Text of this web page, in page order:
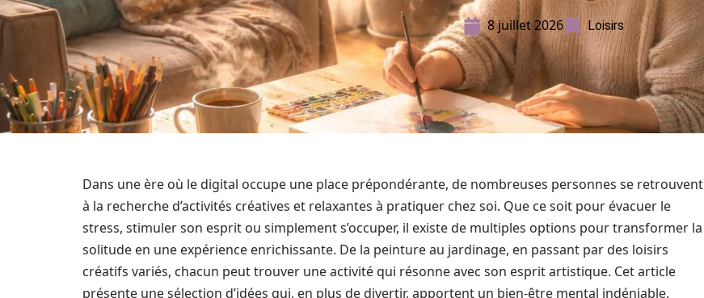
8 juillet 2026 Loisirs
Dans une ère où le digital occupe une place prépondérante, de nombreuses personnes se retrouvent
à la recherche d’activités créatives et relaxantes à pratiquer chez soi. Que ce soit pour évacuer le
stress, stimuler son esprit ou simplement s’occuper, il existe de multiples options pour transformer la
solitude en une expérience enrichissante. De la peinture au jardinage, en passant par des loisirs
créatifs variés, chacun peut trouver une activité qui résonne avec son esprit artistique. Cet article
présente une sélection d’idées qui, en plus de divertir, apportent un bien-être mental indéniable.